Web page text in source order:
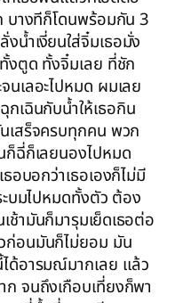
บางทีก็โดนพร้อมกัน 3
น้ำเงี่ยนใส่จิ๋มเธอมั่ง
งตูด ทั้งจิ๋มเลย ที่ชัก
นเลอะไปหมด ผมเลย
เฉินกับน้ำให้เธอกิน
เสร็จครบทุกคน พวก
ก็ฉี่ก็เลยนองไปหมด
อบอกว่าเธอเองก็ไม่มี
ะบมไปหมดทั้งตัว ต้อง
ามันก็มารุมเย็ดเธอต่อ
ก่อนมันก็ไม่ยอม มัน
ด้อารมณ์มากเลย แล้ว
จนถึงเกือบเที่ยงก็พา